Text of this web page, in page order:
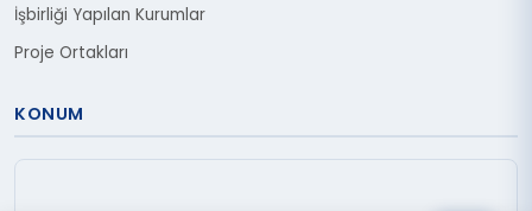
İşbirliği Yapılan Kurumlar
Proje Ortakları
KONUM